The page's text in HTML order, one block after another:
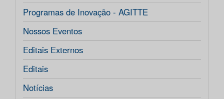
Programas de Inovação - AGITTE
Nossos Eventos
Editais Externos
Editais
Notícias